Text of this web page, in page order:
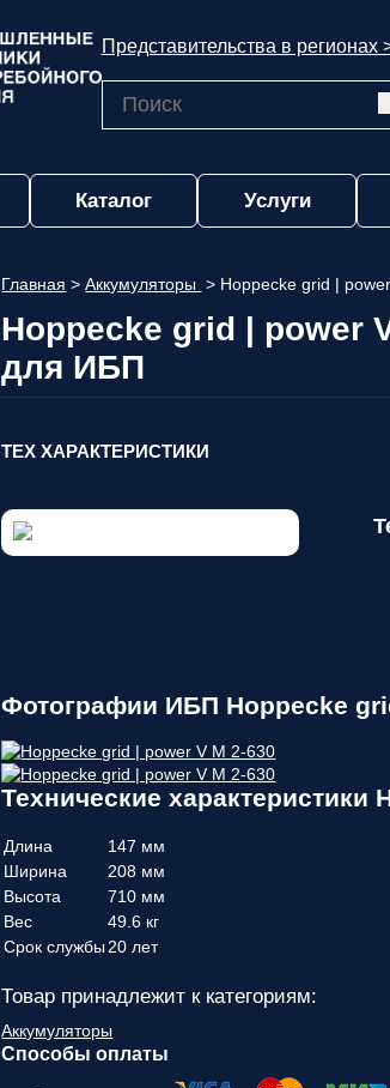
Представительства в регионах
Каталог Услуги
Главная > Аккумуляторы > Hoppecke grid |
Hoppecke grid | power
для ИБП
ТЕХ ХАРАКТЕРИСТИКИ
Фотографии ИБП Hoppecke
Технические характеристики
Длина
147 мм
Ширина
208 мм
Высота
710 мм
Вес
49.6 кг
Срок службы 20 лет
Товар принадлежит к категориям:
Аккумуляторы
Способы оплаты